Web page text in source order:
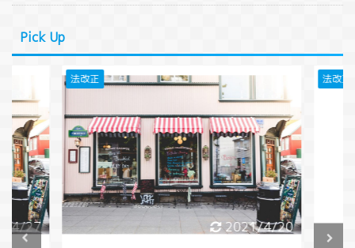
Pick Up
4/27
法改正
2021/4/20
法改正